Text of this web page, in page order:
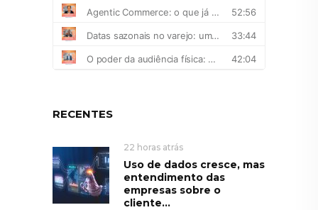
RECENTES
22 horas atrás
Uso de dados cresce, mas
entendimento das
empresas sobre o
cliente...